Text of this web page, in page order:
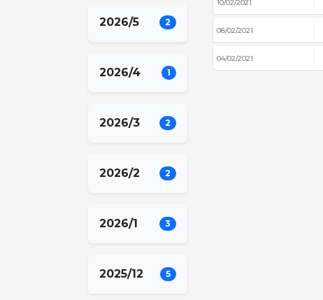
2026/5 2
2026/4 1
2026/3 2
2026/2 2
2026/1 3
2025/12 5
10/02/2021
08/02/2021
04/02/2021